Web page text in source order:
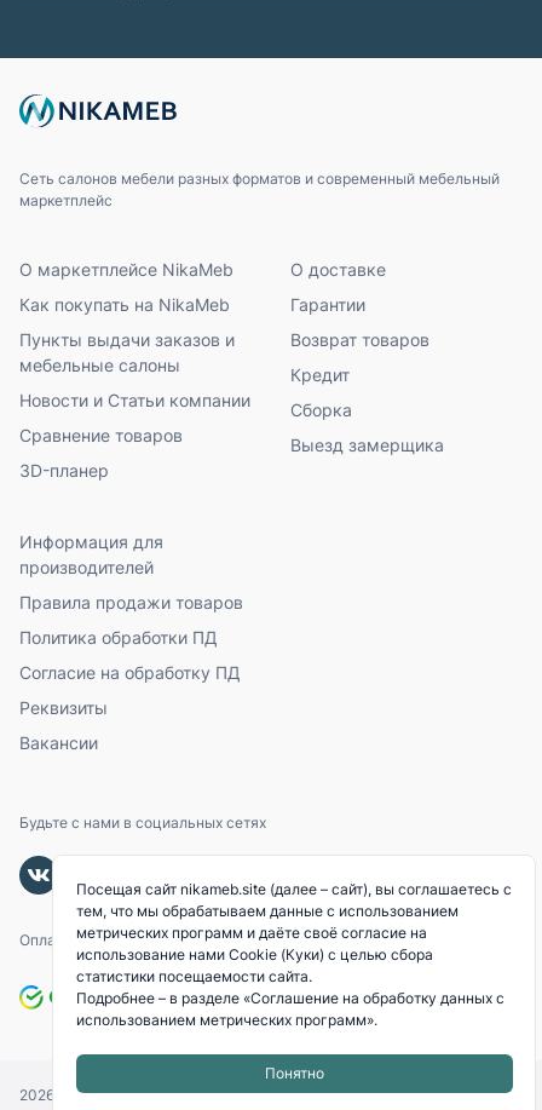
Сеть салонов мебели разных форматов и современный мебельный
маркетплейс
О маркетплейсе NikaMeb
Как покупать на NikaMeb
Пункты выдачи заказов и
мебельные салоны
Новости и Статьи компании
Сравнение товаров
3D-планер
О доставке
Гарантии
Возврат товаров
Кредит
Сборка
Выезд замерщика
Информация для
производителей
Правила продажи товаров
Политика обработки ПД
Согласие на обработку ПД
Реквизиты
Вакансии
Будьте с нами в социальных сетях
Оплачивайте с помощью
2026 © «NIKAMEB». Все права защищены.
Посещая сайт nikameb.site (далее – сайт), вы соглашаетесь с
тем, что мы обрабатываем данные с использованием
метрических программ и даёте своё согласие на
использование нами Cookie (Куки) с целью сбора
статистики посещаемости сайта.
Подробнее – в разделе «Соглашение на обработку данных с
использованием метрических программ».
Понятно